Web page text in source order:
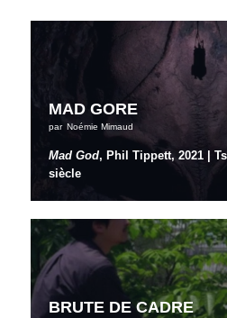
MAD GORE
par Noémie Mimaud
Mad God, Phil Tippett, 2021 |
siècle
BRUTE DE CADRE